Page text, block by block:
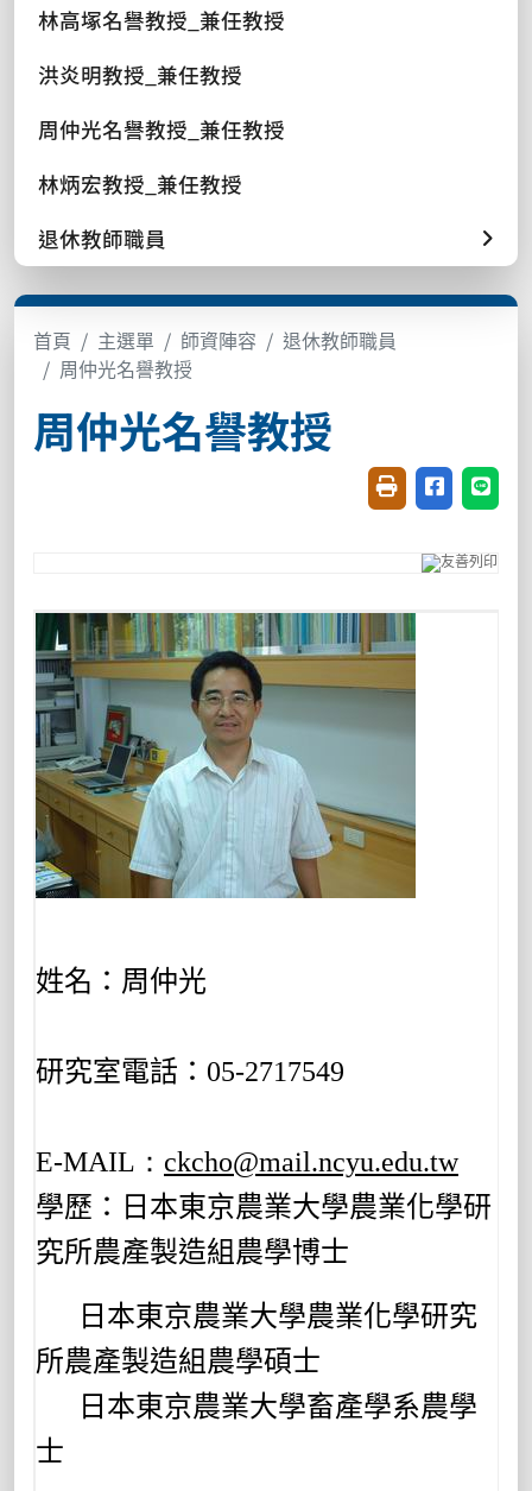
林高塚名譽教授_兼任教授
洪炎明教授_兼任教授
周仲光名譽教授_兼任教授
林炳宏教授_兼任教授
退休教師職員
首頁 主選單 師資陣容
退休教師職員
周仲光名譽教授
周仲光名譽教授
友善列印(開新視
分享至臉書
分享
姓名：周仲光
研究室電話： 05-2717549
E-MAIL： ckcho@mail.ncyu.edu.tw
學歷：日本東京農業大學農業化學研
究所農產製造組農學博士
日本東京農業大學農業化學研究
所農產製造組農學碩士
日本東京農業大學畜產學系農學
士